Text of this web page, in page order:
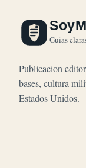
Guias
Publicacion
bases, cultura
Estados Unidos.